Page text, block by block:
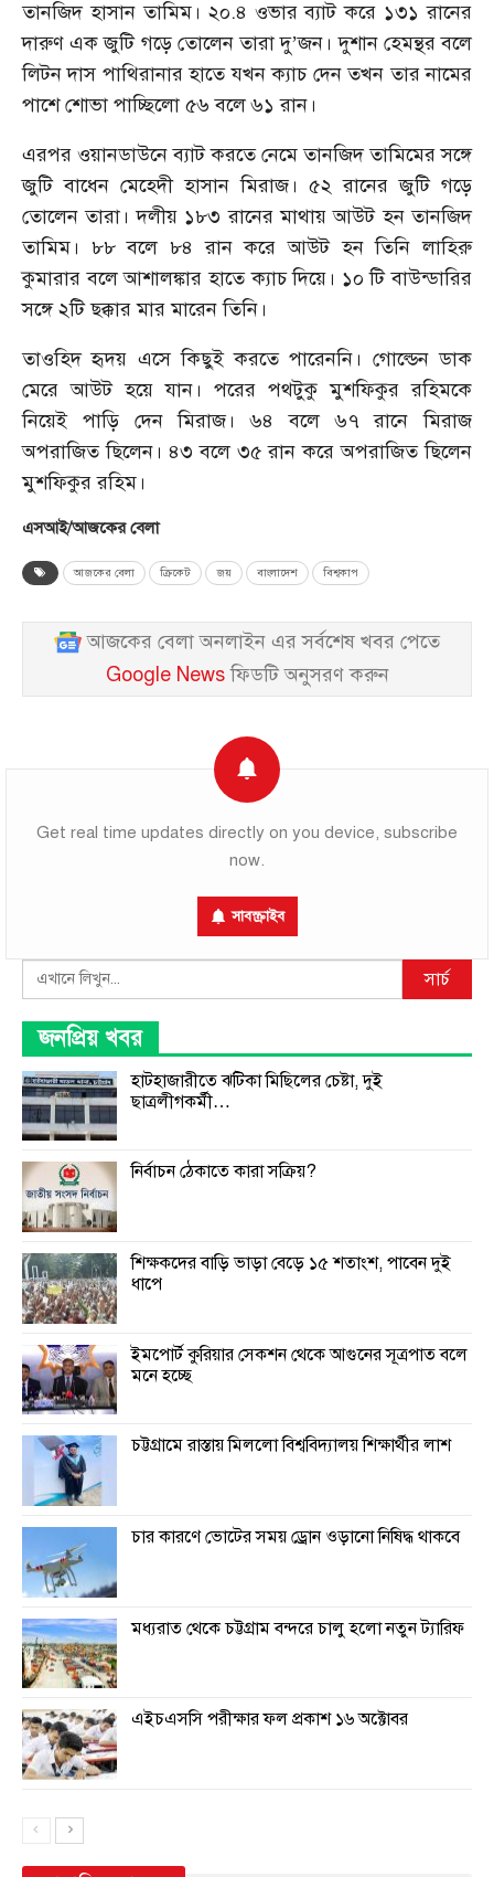
তানজিদ হাসান তামিম। ২০.৪ ওভার ব্যাট করে ১৩১ রানের
দারুণ এক জুটি গড়ে তোলেন তারা দু’জন। দুশান হেমন্থর বলে
লিটন দাস পাথিরানার হাতে যখন ক্যাচ দেন তখন তার নামের
পাশে শোভা পাচ্ছিলো ৫৬ বলে ৬১ রান।
এরপর ওয়ানডাউনে ব্যাট করতে নেমে তানজিদ তামিমের সঙ্গে
জুটি বাধেন মেহেদী হাসান মিরাজ। ৫২ রানের জুটি গড়ে
তোলেন তারা। দলীয় ১৮৩ রানের মাথায় আউট হন তানজিদ
তামিম। ৮৮ বলে ৮৪ রান করে আউট হন তিনি লাহিরু
কুমারার বলে আশালঙ্কার হাতে ক্যাচ দিয়ে। ১০ টি বাউন্ডারির
সঙ্গে ২টি ছক্কার মার মারেন তিনি।
তাওহিদ হৃদয় এসে কিছুই করতে পারেননি। গোল্ডেন ডাক
মেরে আউট হয়ে যান। পরের পথটুকু মুশফিকুর রহিমকে
নিয়েই পাড়ি দেন মিরাজ। ৬৪ বলে ৬৭ রানে মিরাজ
অপরাজিত ছিলেন। ৪৩ বলে ৩৫ রান করে অপরাজিত ছিলেন
মুশফিকুর রহিম।
এসআই/আজকের বেলা
আজকের বেলা ক্রিকেট জয় বাংলাদেশ বিশ্বকাপ
আজকের বেলা অনলাইন এর সর্বশেষ খবর পেতে
Google Newsফিডটি অনুসরণ করুন
Get real time updates directly on you device, subscribe
now.
সাবস্ক্রাইব
Search সার্চ
জনপ্রিয় খবর
হাটহাজারীতে ঝটিকা মিছিলের চেষ্টা, দুই
ছাত্রলীগকর্মী…
নির্বাচন ঠেকাতে কারা সক্রিয়?
শিক্ষকদের বাড়ি ভাড়া বেড়ে ১৫ শতাংশ, পাবেন দুই
ধাপে
ইমপোর্ট কুরিয়ার সেকশন থেকে আগুনের সূত্রপাত বলে
মনে হচ্ছে
চট্টগ্রামে রাস্তায় মিললো বিশ্ববিদ্যালয় শিক্ষার্থীর লাশ
চার কারণে ভোটের সময় ড্রোন ওড়ানো নিষিদ্ধ থাকবে
মধ্যরাত থেকে চট্টগ্রাম বন্দরে চালু হলো নতুন ট্যারিফ
এইচএসসি পরীক্ষার ফল প্রকাশ ১৬ অক্টোবর